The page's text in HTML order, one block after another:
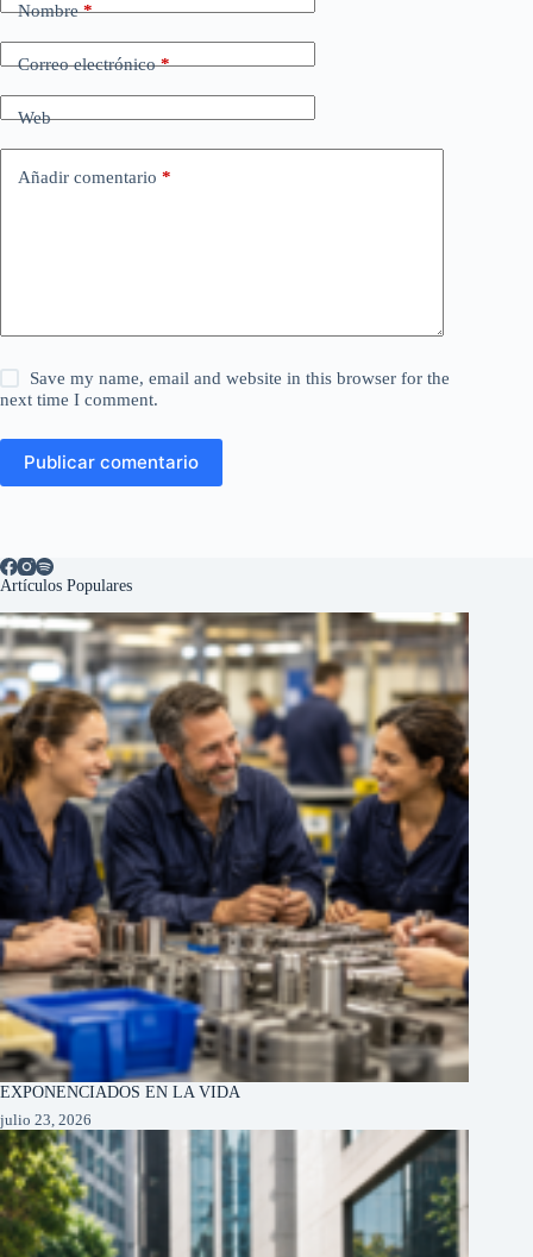
Nombre*
Correo electrónico*
Web
Añadir comentario *
Save my name, email and website in this browser for the
next time I comment.
Publicar comentario
Artículos Populares
EXPONENCIADOS EN LA VIDA
julio 23, 2026